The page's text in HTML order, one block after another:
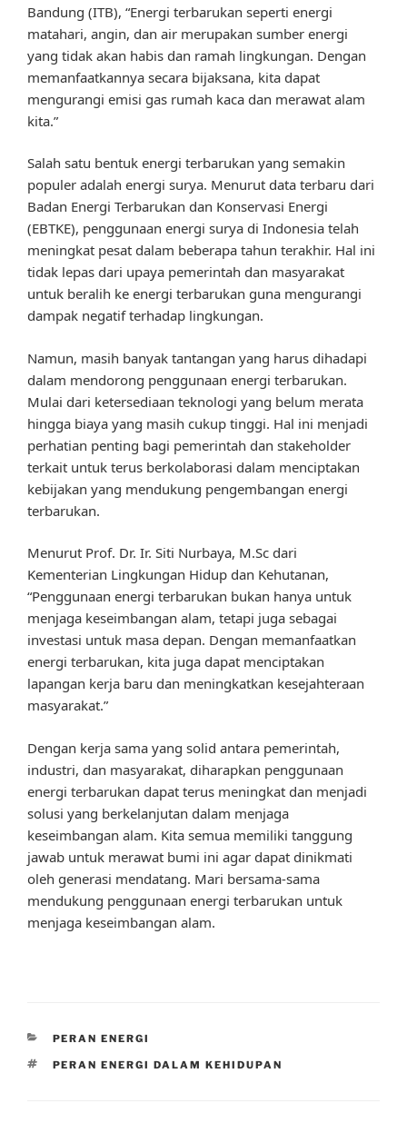
Bandung (ITB), “Energi terbarukan seperti energi
matahari, angin, dan air merupakan sumber energi
yang tidak akan habis dan ramah lingkungan. Dengan
memanfaatkannya secara bijaksana, kita dapat
mengurangi emisi gas rumah kaca dan merawat alam
kita.”
Salah satu bentuk energi terbarukan yang semakin
populer adalah energi surya. Menurut data terbaru dari
Badan Energi Terbarukan dan Konservasi Energi
(EBTKE), penggunaan energi surya di Indonesia telah
meningkat pesat dalam beberapa tahun terakhir. Hal ini
tidak lepas dari upaya pemerintah dan masyarakat
untuk beralih ke energi terbarukan guna mengurangi
dampak negatif terhadap lingkungan.
Namun, masih banyak tantangan yang harus dihadapi
dalam mendorong penggunaan energi terbarukan.
Mulai dari ketersediaan teknologi yang belum merata
hingga biaya yang masih cukup tinggi. Hal ini menjadi
perhatian penting bagi pemerintah dan stakeholder
terkait untuk terus berkolaborasi dalam menciptakan
kebijakan yang mendukung pengembangan energi
terbarukan.
Menurut Prof. Dr. Ir. Siti Nurbaya, M.Sc dari
Kementerian Lingkungan Hidup dan Kehutanan,
“Penggunaan energi terbarukan bukan hanya untuk
menjaga keseimbangan alam, tetapi juga sebagai
investasi untuk masa depan. Dengan memanfaatkan
energi terbarukan, kita juga dapat menciptakan
lapangan kerja baru dan meningkatkan kesejahteraan
masyarakat.”
Dengan kerja sama yang solid antara pemerintah,
industri, dan masyarakat, diharapkan penggunaan
energi terbarukan dapat terus meningkat dan menjadi
solusi yang berkelanjutan dalam menjaga
keseimbangan alam. Kita semua memiliki tanggung
jawab untuk merawat bumi ini agar dapat dinikmati
oleh generasi mendatang. Mari bersama-sama
mendukung penggunaan energi terbarukan untuk
menjaga keseimbangan alam.
CATEGORIES
PERAN ENERGI
TAGS
PERAN ENERGI DALAM KEHIDUPAN